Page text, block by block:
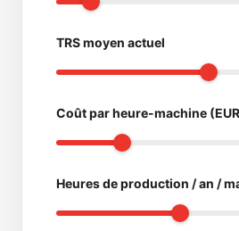
TRS moyen actuel
Coût par heure-machine
Heures de production / an /